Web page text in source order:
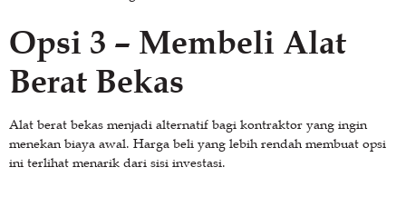
Opsi 3 – Membeli Alat
Berat Bekas
Alat berat bekas menjadi alternatif bagi kontraktor yang ingin
menekan biaya awal. Harga beli yang lebih rendah membuat opsi
ini terlihat menarik dari sisi investasi.